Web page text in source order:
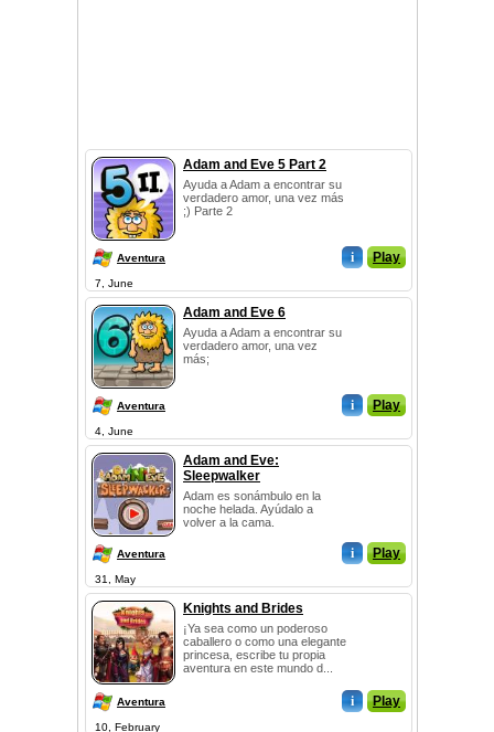
Adam and Eve 5 Part 2
Ayuda a Adam a encontrar su
verdadero amor, una vez más
;) Parte 2
Aventura i Play
7, June
Adam and Eve 6
Ayuda a Adam a encontrar su
verdadero amor, una vez
más;
Aventura i Play
4, June
Adam and Eve:
Sleepwalker
Adam es sonámbulo en la
noche helada. Ayúdalo a
volver a la cama.
Aventura i Play
31, May
Knights and Brides
¡Ya sea como un poderoso
caballero o como una elegante
princesa, escribe tu propia
aventura en este mundo d...
Aventura i Play
10, February